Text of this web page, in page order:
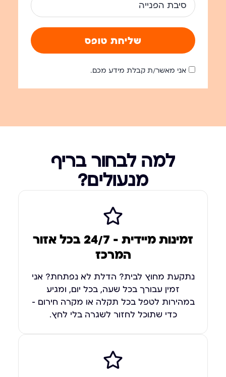
אני מאשר/ת קבלת מידע מכם.
שליחת טופס
למה לבחור בריף
מנעולים?
זמינות מיידית – 24/7 בכל אזור
המרכז
נתקעת מחוץ לבית? הדלת לא נפתחת? אני
זמין עבורך בכל שעה, בכל יום, ומגיע
במהירות לטפל בכל תקלה או מקרה חירום –
כדי שתוכל לחזור לשגרה בלי לחץ.